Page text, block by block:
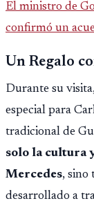
El ministro de
confirmó un
fallido con la
Público.
Un Regalo
Durante su
especial para
tradicional de
solo la cultura
Mercedes, sino
desarrollado a